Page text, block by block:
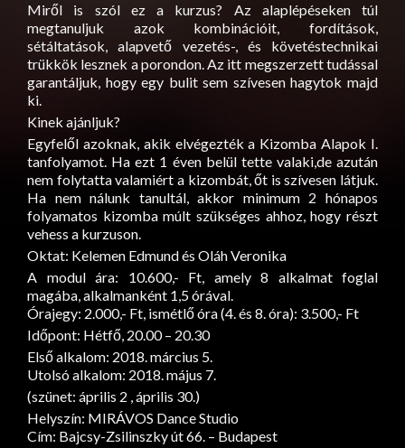
Miről is szól ez a kurzus? Az alaplépéseken túl
megtanuljuk azok kombinációit, fordítások,
sétáltatások, alapvető vezetés-, és követéstechnikai
trükkök lesznek a porondon. Az itt megszerzett tudással
garantáljuk, hogy egy bulit sem szívesen hagytok majd
ki.
Kinek ajánljuk?
Egyfelől azoknak, akik elvégezték a Kizomba Alapok I.
tanfolyamot. Ha ezt 1 éven belül tette valaki,de azután
nem folytatta valamiért a kizombát, őt is szívesen látjuk.
Ha nem nálunk tanultál, akkor minimum 2 hónapos
folyamatos kizomba múlt szükséges ahhoz, hogy részt
vehess a kurzuson.
Oktat: Kelemen Edmund és Oláh Veronika
A modul ára: 10.600,- Ft, amely 8 alkalmat foglal
magába, alkalmanként 1,5 órával.
Órajegy: 2.000,- Ft, ismétlő óra (4. és 8. óra): 3.500,- Ft
Időpont: Hétfő, 20.00 – 20.30
Első alkalom: 2018. március 5.
Utolsó alkalom: 2018. május 7.
(szünet: április 2 , április 30.)
Helyszín: MIRÁVOS Dance Studio
Cím: Bajcsy-Zsilinszky út 66. – Budapest